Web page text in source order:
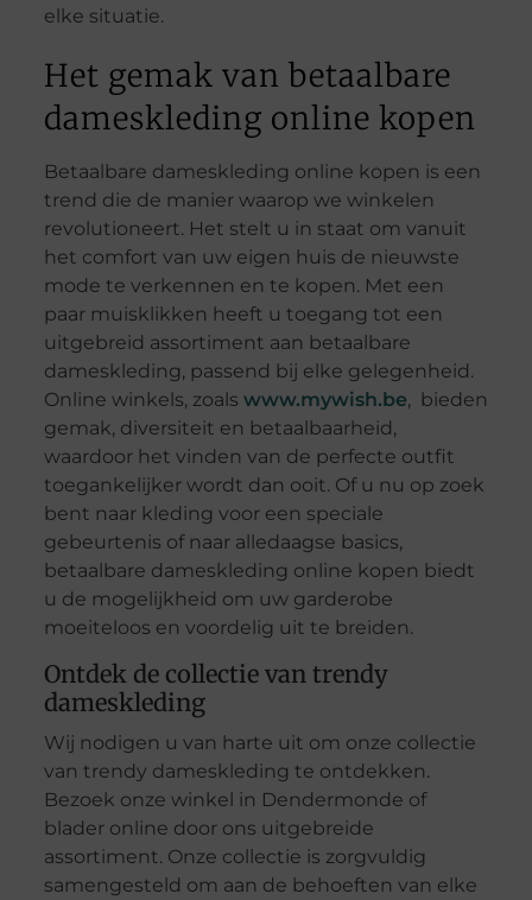
elke situatie.
Het gemak van betaalbare
dameskleding online kopen
Betaalbare dameskleding online kopen is een
trend die de manier waarop we winkelen
revolutioneert. Het stelt u in staat om vanuit
het comfort van uw eigen huis de nieuwste
mode te verkennen en te kopen. Met een
paar muisklikken heeft u toegang tot een
uitgebreid assortiment aan betaalbare
dameskleding, passend bij elke gelegenheid.
Online winkels, zoals www.mywish.be, bieden
gemak, diversiteit en betaalbaarheid,
waardoor het vinden van de perfecte outfit
toegankelijker wordt dan ooit. Of u nu op zoek
bent naar kleding voor een speciale
gebeurtenis of naar alledaagse basics,
betaalbare dameskleding online kopen biedt
u de mogelijkheid om uw garderobe
moeiteloos en voordelig uit te breiden.
Ontdek de collectie van trendy
dameskleding
Wij nodigen u van harte uit om onze collectie
van trendy dameskleding te ontdekken.
Bezoek onze winkel in Dendermonde of
blader online door ons uitgebreide
assortiment. Onze collectie is zorgvuldig
samengesteld om aan de behoeften van elke